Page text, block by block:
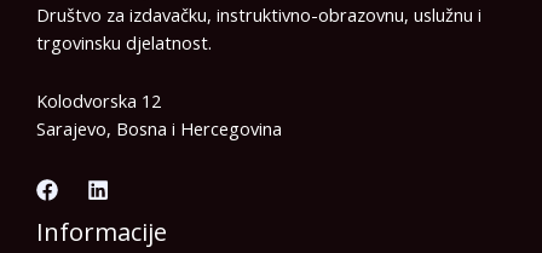
Društvo za izdavačku, instruktivno-obrazovnu, uslužnu i
trgovinsku djelatnost.
Kolodvorska 12
Sarajevo, Bosna i Hercegovina
Informacije